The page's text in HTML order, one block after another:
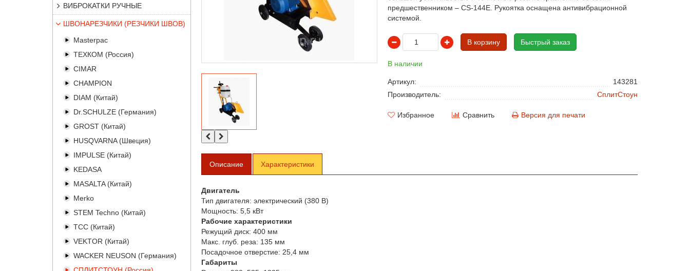
ВИБРОКАТКИ РУЧНЫЕ
ШВОНАРЕЗЧИКИ (РЕЗЧИКИ ШВОВ)
Masterpac
ТЕХКОМ (Россия)
CIMAR
CHAMPION
DIAM (Китай)
Dr.SCHULZE (Германия)
GROST (Китай)
HUSQVARNA (Швеция)
IMPULSE (Китай)
KEDASA
MASALTA (Китай)
Merko
STEM Techno (Китай)
TCC (Китай)
VEKTOR (Китай)
WACKER NEUSON (Германия)
предшественником – CS-144E. Рукоятка оснащена антивибрационной
системой.
В корзину Быстрый заказ
В наличии
Артикул:
143281
Производитель:
СплитСтоун
Избранное Сравнить Версия для печати
Описание Характеристики
Двигатель
Тип двигателя: электрический (380 В)
Мощность: 5,5 кВт
Рабочие характеристики
Режущий диск: 400 мм
Макс. глуб. реза: 135 мм
Посадочное отверстие: 25,4 мм
Габариты